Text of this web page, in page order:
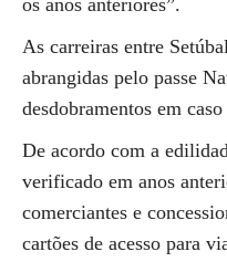
os anos anteriores”.
As carreiras entre
abrangidas pelo passe
desdobramentos em
De acordo com a
verificado em anos
comerciantes e
cartões de acesso para